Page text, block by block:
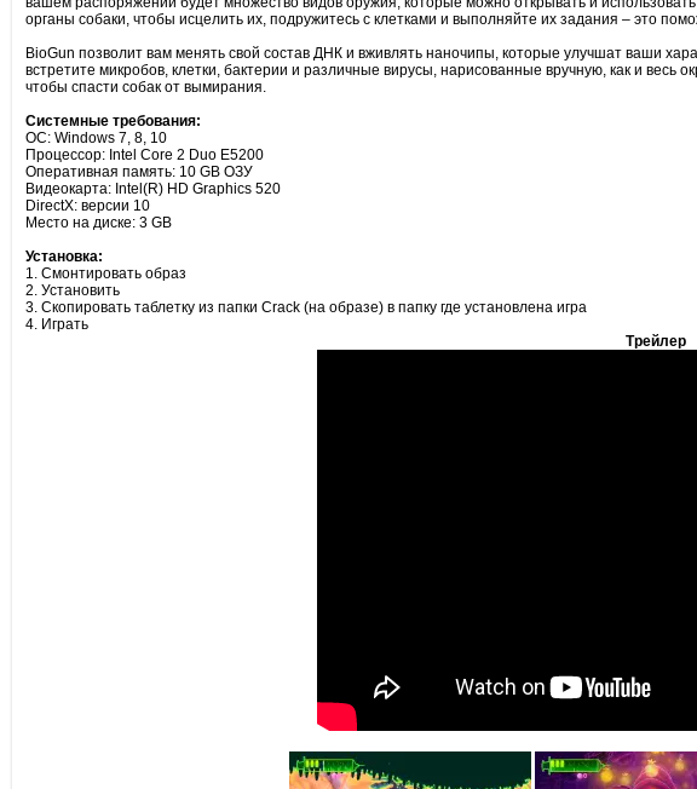
органы собаки, чтобы исцелить их, подружитесь с клетками и выполняйте их задания – это
BioGun позволит вам менять свой состав ДНК и вживлять наночипы, которые улучшат ваши
встретите микробов, клетки, бактерии и различные вирусы, нарисованные вручную, как и
чтобы спасти собак от вымирания.
Системные требования:
ОС: Windows 7, 8, 10
Процессор: Intel Core 2 Duo E5200
Оперативная память: 10 GB ОЗУ
Видеокарта: Intel(R) HD Graphics 520
DirectX: версии 10
Место на диске: 3 GB
Установка:
1. Смонтировать образ
2. Установить
3. Скопировать таблетку из папки Crack (на образе) в папку где установлена игра
4. Играть
Трейлер